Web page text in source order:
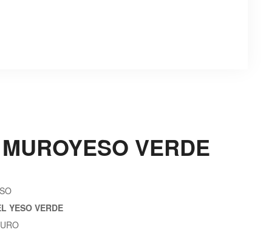
VERDE
YESO VERDE